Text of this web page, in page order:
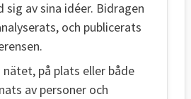
sig av sina idéer. Bidragen
och publicerats
nätet, på plats eller både
av personer och